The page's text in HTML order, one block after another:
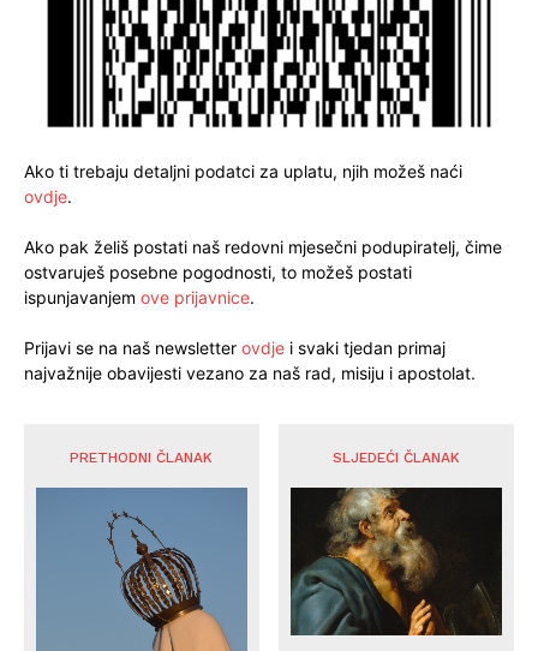
Ako ti trebaju detaljni podatci za uplatu, njih možeš naći
ovdje.
Ako pak želiš postati naš redovni mjesečni podupiratelj, čime
ostvaruješ posebne pogodnosti, to možeš postati
ispunjavanjem ove prijavnice.
Prijavi se na naš newsletter ovdje i svaki tjedan primaj
najvažnije obavijesti vezano za naš rad, misiju i apostolat.
PRETHODNI ČLANAK SLJEDEĆI ČLANAK